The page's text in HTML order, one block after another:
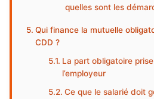
quelles sont les
Qui finance la mutuelle
CDD ?
La part obligatoire
l’employeur
Ce que le salarié doit